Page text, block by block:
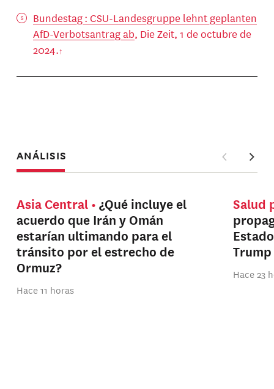
Bundestag : CSU-Landesgruppe lehnt geplanten
AfD-Verbotsantrag ab, Die Zeit, 1 de octubre de
2024.
ANÁLISIS
Asia Central
¿Qué incluye el
acuerdo que Irán y Omán
estarían ultimando para el
tránsito por el estrecho de
Ormuz?
Hace 11 horas
Salud
Trump
Hace 23